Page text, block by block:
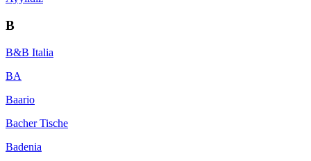
B
B&B Italia
BA
Baario
Bacher Tische
Badenia